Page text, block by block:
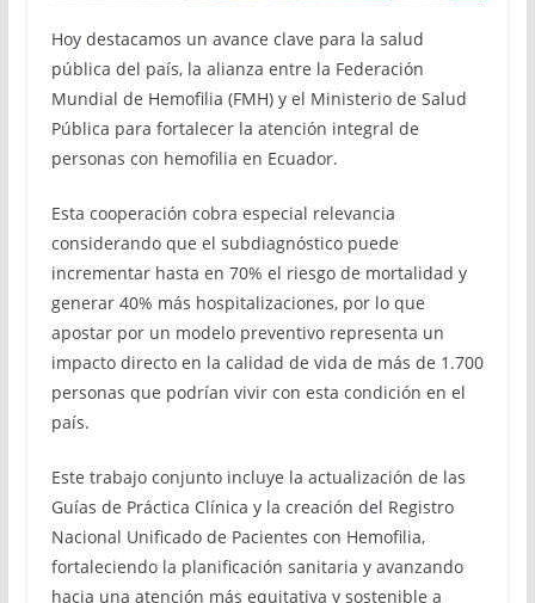
Hoy destacamos un avance clave para la salud
pública del país, la alianza entre la Federación
Mundial de Hemofilia (FMH) y el Ministerio de Salud
Pública para fortalecer la atención integral de
personas con hemofilia en Ecuador.
Esta cooperación cobra especial relevancia
considerando que el subdiagnóstico puede
incrementar hasta en 70% el riesgo de mortalidad y
generar 40% más hospitalizaciones, por lo que
apostar por un modelo preventivo representa un
impacto directo en la calidad de vida de más de 1.700
personas que podrían vivir con esta condición en el
país.
Este trabajo conjunto incluye la actualización de las
Guías de Práctica Clínica y la creación del Registro
Nacional Unificado de Pacientes con Hemofilia,
fortaleciendo la planificación sanitaria y avanzando
hacia una atención más equitativa y sostenible a